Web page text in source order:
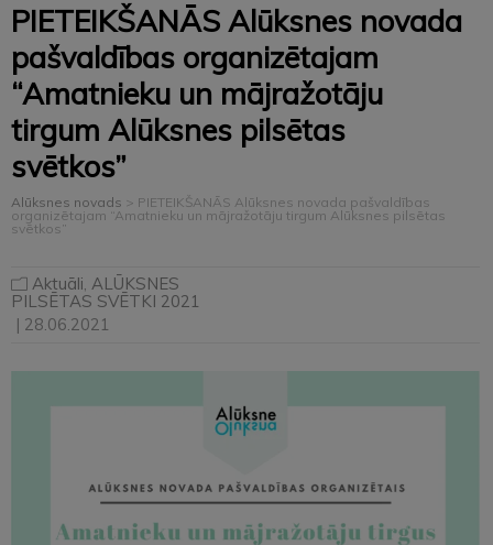
PIETEIKŠANĀS Alūksnes novada
pašvaldības organizētajam
“Amatnieku un mājražotāju
tirgum Alūksnes pilsētas
svētkos”
Alūksnes novads > PIETEIKŠANĀS Alūksnes novada pašvaldības
organizētajam “Amatnieku un mājražotāju tirgum Alūksnes pilsētas
svētkos”
Aktuāli ALŪKSNES
PILSĒTAS SVĒTKI 2021
| 28.06.2021